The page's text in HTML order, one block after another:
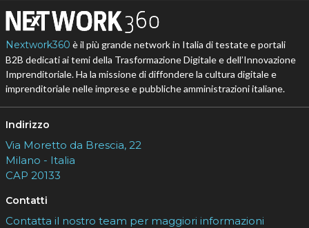
Nextwork360 è il più grande network in Italia di testate e portali
B2B dedicati ai temi della Trasformazione Digitale e dell’Innovazione
Imprenditoriale. Ha la missione di diffondere la cultura digitale e
imprenditoriale nelle imprese e pubbliche amministrazioni italiane.
Indirizzo
Via Moretto da Brescia, 22
Milano - Italia
CAP 20133
Contatti
Contatta il nostro team per maggiori informazioni